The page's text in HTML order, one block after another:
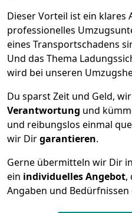
Dieser Vorteil ist ein klares
professionelles
eines Transportschadens
Und das Thema
wird bei unseren
Du sparst Zeit und Geld,
Verantwortung und
und reibungslos einmal
wir Dirgarantieren.
Gerne übermitteln wir Dir
ein individuelles Angebot,
Angaben und